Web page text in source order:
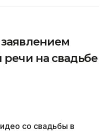
на свадьбе
со свадьбы в